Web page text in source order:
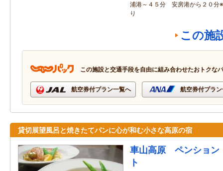
浦港～４５分 安房港から２０分
り
この施
この施設と交通手段を自由に組み合わせたおトクな
航空券付プラン一覧へ 航空券付プラ
貸切展望風呂と焼きたてパンに心が和む小さな高原の宿
車山高原 ペンショ
ト